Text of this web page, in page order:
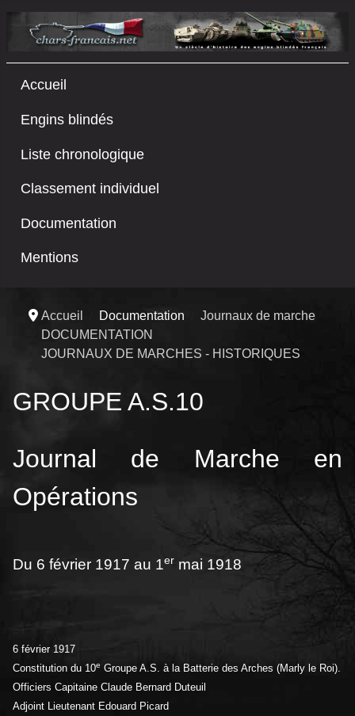
Accueil
Engins blindés
Liste chronologique
Classement individuel
Documentation
Mentions
Accueil Documentation
Journaux de marche
DOCUMENTATION
JOURNAUX DE MARCHES - HISTORIQUES
GROUPE A.S.10
Journal de Marche en
Opérations
Du 6 février 1917 au 1er mai 1918
6 février 1917
Constitution du 10e Groupe A.S. à la Batterie des Arches (Marly le Roi).
Officiers Capitaine Claude Bernard Duteuil
Adjoint Lieutenant Edouard Picard